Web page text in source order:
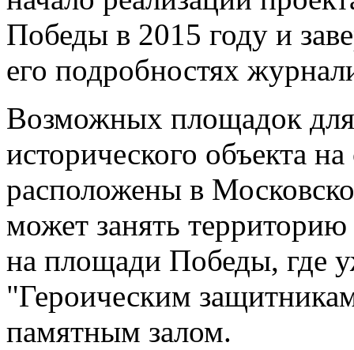
Победы в 2015 году и
его подробностях
Возможных площадок
исторического объекта
расположены в
может занять
на площади Победы, где
"Героическим
памятным залом.